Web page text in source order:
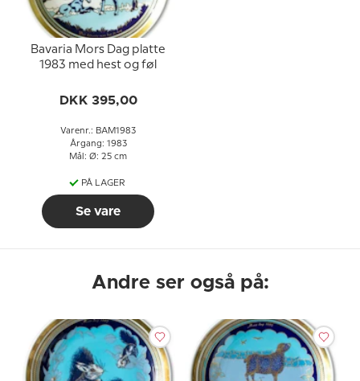
Bavaria Mors Dag platte
1983 med hest og føl
DKK 395,00
Varenr.: BAM1983
Årgang: 1983
Mål: Ø: 25 cm
PÅ LAGER
Se vare
Andre ser også på: